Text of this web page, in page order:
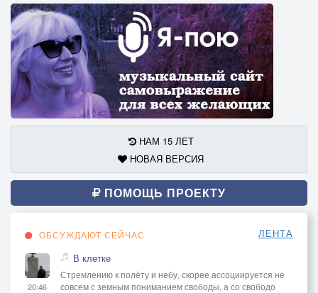
НАМ 15 ЛЕТ
НОВАЯ ВЕРСИЯ
ПОМОЩЬ ПРОЕКТУ
ОБСУЖДАЮТ СЕЙЧАС ЛЕНТА
20:46
В клетке
Стремлению к полёту и небу, скорее ассоциируется не
совсем с земным пониманием свободы, а со свободо